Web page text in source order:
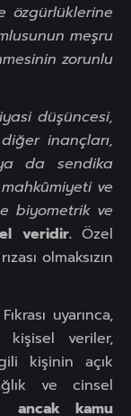
özgürlüklerine
meşru
zorunlu
düşüncesi,
inançları,
da sendika
ve
biyometrik ve
veridir. Özel
olmaksızın
uyarınca,
kişisel veriler,
kişinin açık
ve cinsel
ancak kamu